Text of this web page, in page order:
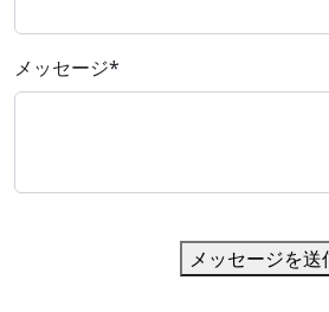
メッセージ*
メッセージを送